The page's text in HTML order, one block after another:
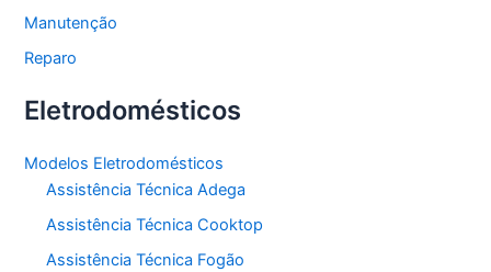
Manutenção
Reparo
Eletrodomésticos
Modelos Eletrodomésticos
Assistência Técnica Adega
Assistência Técnica Cooktop
Assistência Técnica Fogão